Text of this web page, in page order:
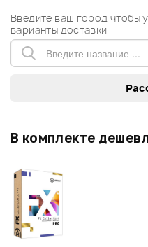
Введите ваш город чтобы
варианты доставки
В комплекте